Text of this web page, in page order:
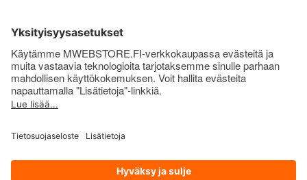
Sisäpiirin bonusohjelma
Uutiskirje
Uutiset ja artikkelit